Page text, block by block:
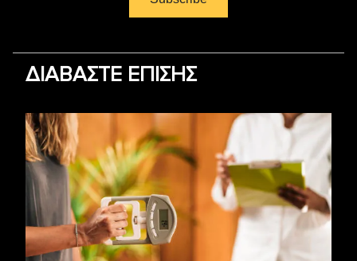
ΔΙΑΒΑΣΤΕ ΕΠΙΣΗΣ